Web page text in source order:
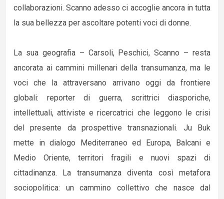
collaborazioni. Scanno adesso ci accoglie ancora in tutta
la sua bellezza per ascoltare potenti voci di donne.
La sua geografia – Carsoli, Peschici, Scanno – resta
ancorata ai cammini millenari della transumanza, ma le
voci che la attraversano arrivano oggi da frontiere
globali: reporter di guerra, scrittrici diasporiche,
intellettuali, attiviste e ricercatrici che leggono le crisi
del presente da prospettive transnazionali. Ju Buk
mette in dialogo Mediterraneo ed Europa, Balcani e
Medio Oriente, territori fragili e nuovi spazi di
cittadinanza. La transumanza diventa così metafora
sociopolitica: un cammino collettivo che nasce dal